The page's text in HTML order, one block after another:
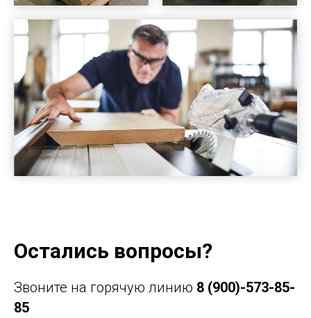
Остались вопросы?
Звоните на горячую линию 8 (900)-573-85-
85